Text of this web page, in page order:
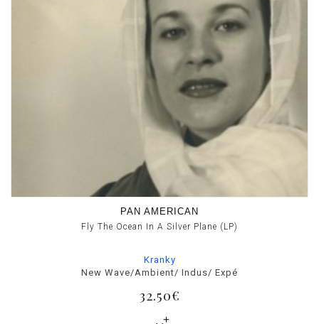
PAN AMERICAN
Fly The Ocean In A Silver Plane (LP)
Kranky
New Wave/Ambient/ Indus/ Expé
32.50€